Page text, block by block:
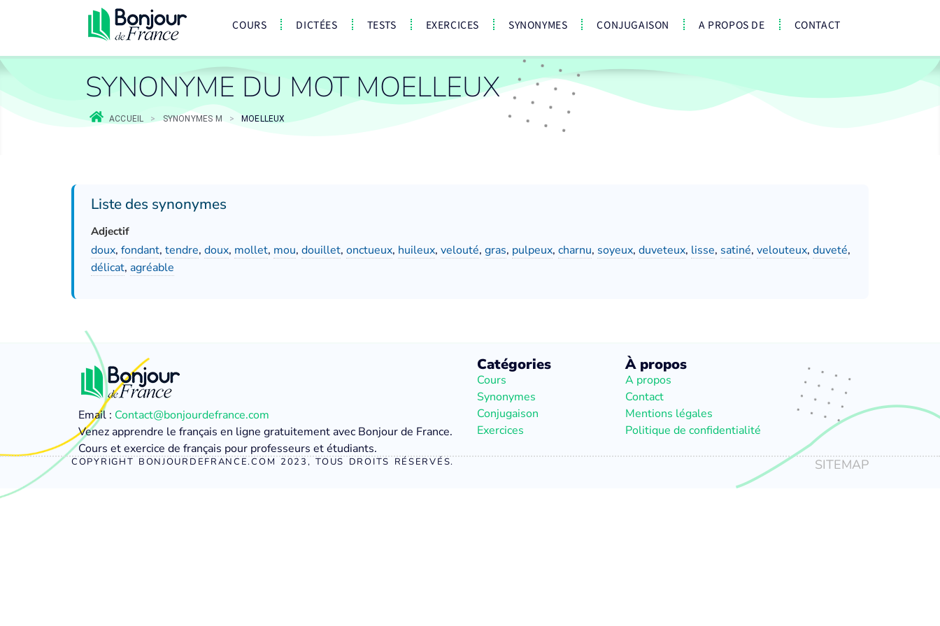
COURS DICTÉES TESTS EXERCICES SYNONYMES CONJUGAISON A PROPOS DE CONTACT
SYNONYME DU MOT MOELLEUX
ACCUEIL > SYNONYMES M > MOELLEUX
Liste des synonymes
Adjectif
doux, fondant, tendre, doux, mollet, mou, douillet, onctueux, huileux, velouté, gras, pulpeux, charnu, soyeux, duveteux, lisse, satiné, velouteux, duveté,
délicat, agréable
Email : Contact@bonjourdefrance.com
Venez apprendre le français en ligne gratuitement avec Bonjour de France.
Cours et exercice de français pour professeurs et étudiants.
Catégories
Cours
Synonymes
Conjugaison
Exercices
À propos
A propos
Contact
Mentions légales
Politique de confidentialité
COPYRIGHT BONJOURDEFRANCE.COM 2023, TOUS DROITS RÉSERVÉS. SITEMAP